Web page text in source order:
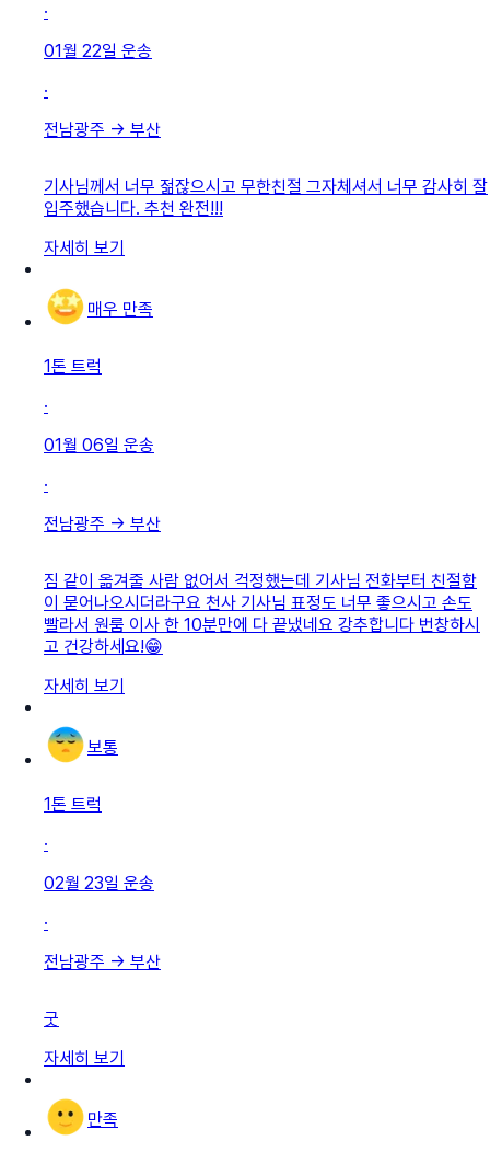
·
01월 22일 운송
·
전남광주 → 부산
기사님께서 너무 젊잖으시고 무한친절 그자체셔서 너무 감사히 잘
입주했습니다. 추천 완전!!!
자세히 보기
매우 만족
1톤 트럭
·
01월 06일 운송
·
전남광주 → 부산
짐 같이 옮겨줄 사람 없어서 걱정했는데 기사님 전화부터 친절함
이 묻어나오시더라구요 천사 기사님 표정도 너무 좋으시고 손도
빨라서 원룸 이사 한 10분만에 다 끝냈네요 강추합니다 번창하시
고 건강하세요!😁
자세히 보기
보통
1톤 트럭
·
02월 23일 운송
·
전남광주 → 부산
굿
자세히 보기
만족